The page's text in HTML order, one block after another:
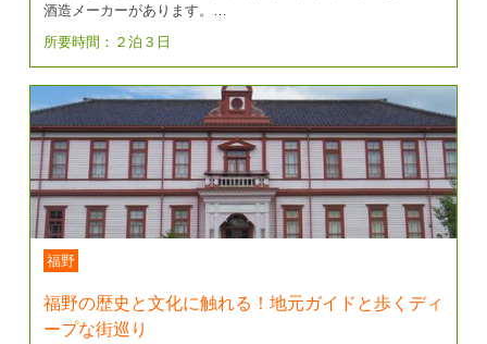
酒造メーカーがあります。…
所要時間：２泊３日
福野
福野の歴史と文化に触れる！地元ガイドと歩くディ
ープな街巡り